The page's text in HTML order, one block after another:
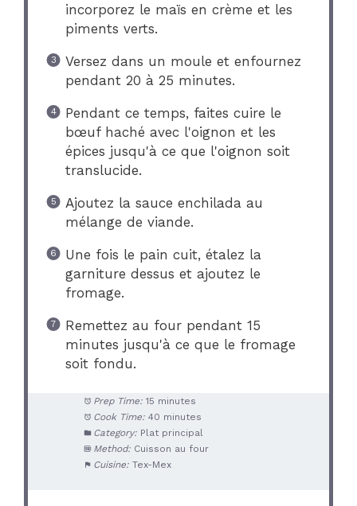
incorporez le maïs en crème et les
piments verts.
Versez dans un moule et enfournez
pendant 20 à 25 minutes.
Pendant ce temps, faites cuire le
bœuf haché avec l'oignon et les
épices jusqu'à ce que l'oignon soit
translucide.
Ajoutez la sauce enchilada au
mélange de viande.
Une fois le pain cuit, étalez la
garniture dessus et ajoutez le
fromage.
Remettez au four pendant 15
minutes jusqu'à ce que le fromage
soit fondu.
Prep Time: 15 minutes
Cook Time: 40 minutes
Category: Plat principal
Method: Cuisson au four
Cuisine: Tex-Mex